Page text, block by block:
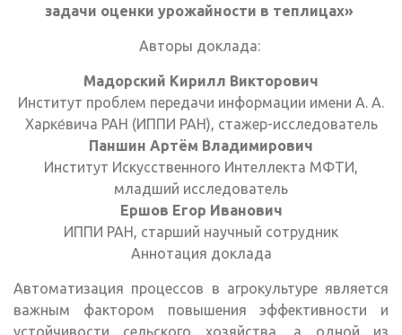
задачи оценки урожайности в теплицах»
Авторы доклада:
Мадорский Кирилл Викторович
Институт проблем передачи информации имени А. А.
Харке́вича РАН (ИППИ РАН), стажер-исследователь
Паншин Артём Владимирович
Институт Искусственного Интеллекта МФТИ,
младший исследователь
Ершов Егор Иванович
ИППИ РАН, старший научный сотрудник
Аннотация доклада
Автоматизация процессов в агрокультуре является
важным фактором повышения эффективности и
устойчивости сельского хозяйства, а одной из